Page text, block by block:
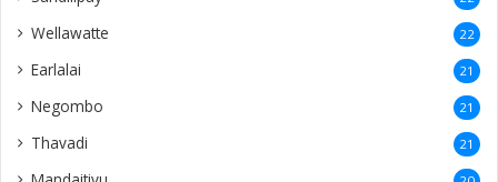
Wellawatte 22
Earlalai 21
Negombo 21
Thavadi 21